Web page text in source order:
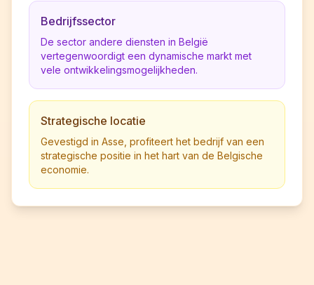
Bedrijfssector
De sector andere diensten in België
vertegenwoordigt een dynamische markt met
vele ontwikkelingsmogelijkheden.
Strategische locatie
Gevestigd in Asse, profiteert het bedrijf van een
strategische positie in het hart van de Belgische
economie.